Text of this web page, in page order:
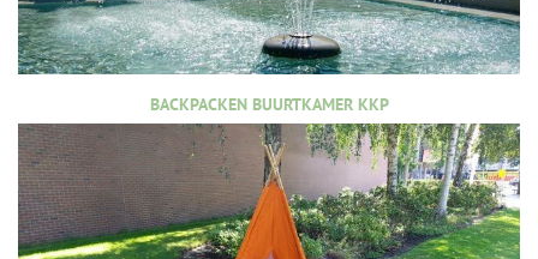
BACKPACKEN BUURTKAMER KKP